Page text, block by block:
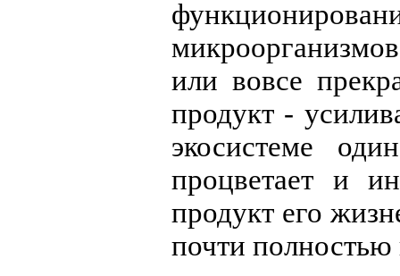
или вовсе
продукт -
экосистеме
процветает и
продукт его
почти